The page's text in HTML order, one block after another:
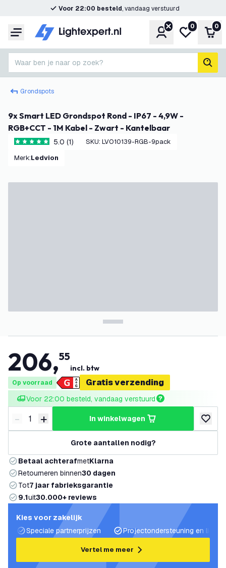
Voor 22:00 besteld, vandaag verstuurd
Menu Account
Mijn
0 0
Waar ben je naar op zoek?
Grondspots
9x Smart LED Grondspot Rond - IP67 - 4,9W -
RGB+CCT - 1M Kabel - Zwart - Kantelbaar
5 score sterren5.0 (1) SKU: LVO10139-RGB-9pack
Merk: Ledvion
206,55
incl. btw
Op voorraad Gratis verzending
Voor 22:00 besteld, vandaag verstuurd
Verminder hoeveelheid
- Verhoog hoeveelheid
+ in winkelwagen
Grote aantallen nodig?
Betaal achterafmetKlarna
Retourneren binnen30 dagen
Tot7 jaar fabrieksgarantie
9.1uit30.000+ reviews
Kies voor zakelijk
Speciale partnerprijzen
Projectondersteuning en
Vertel me meer